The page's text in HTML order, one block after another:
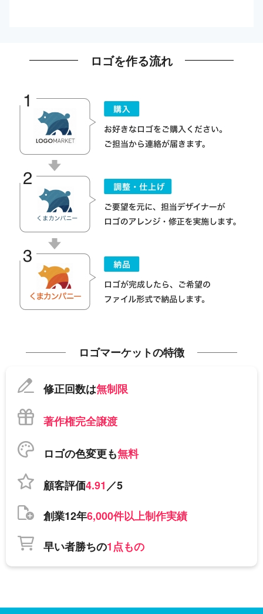
ロゴを作る流れ
ロゴマーケットの特徴
修正回数は無制限
著作権完全譲渡
ロゴの色変更も無料
顧客評価4.91／5
創業12年6,000件以上制作実績
早い者勝ちの1点もの